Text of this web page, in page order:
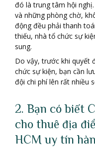
đó là trung tâm hội
và những phòng chờ,
động đều phải thanh
thiếu, nhà tổ chức sự
sung.
Do vậy, trước khi quyết
chức sự kiện, bạn cần
đội chi phí lên rất nhiều
2. Bạn có biết
cho thuê địa
HCM uy tín